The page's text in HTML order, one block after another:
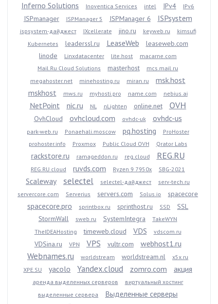
Inferno Solutions Inoventica Services intel IPv4 IPv6
ISPmanager ISPManager 5 ISPManager 6 ISPsystem
ispsystem-дайджест IXcellerate jino.ru keyweb.ru
kimsufi
Kubernetes
leaderssl.ru LeaseWeb
leaseweb.com
linode
Linxdatacenter lite.host
macarne.com
Mail.Ru Cloud Solutions
masterhost
mcs.mail.ru
megahoster.net
minehosting.ru miran.ru
msk.host
mskhost
mws.ru myhosti.pro name.com nebius.ai
NetPoint nic.ru NL nLighten online.net OVH
OvhCloud ovhcloud.com ovhdc-uk ovhdc-us
park-web.ru Ponaehali.moscow pq.hosting
ProHoster
prohoster.info
Proxmox Public Cloud OVH Qrator Labs
rackstore.ru ramageddon.ru reg.cloud REG.RU
REG.RU cloud ruvds.com Ryzen 9 7950x SBG-2021
Scaleway selectel selectel-дайджест
serv-tech.ru
servercore.com
Serverius servers.com Solus.io spacecore
spacecore.pro sprintbox.ru sprinthost.ru SSD
SSL
StormWall
sweb.ru SystemIntegra
TakeWYN
TheIDEAHosting
timeweb.cloud VDS vdscom.ru
VDSina.ru VPN VPS vultr.com webhost1.ru
Webnames.ru worldstream worldstream.nl
x5x.ru
XPE.SU
yacolo Yandex.cloud zomro.com акция
аренда выделенных серверов
виртуальный хостинг
выделенные сервера
Выделенные серверы